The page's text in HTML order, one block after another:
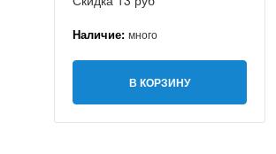
Наличие: много
В КОРЗИНУ